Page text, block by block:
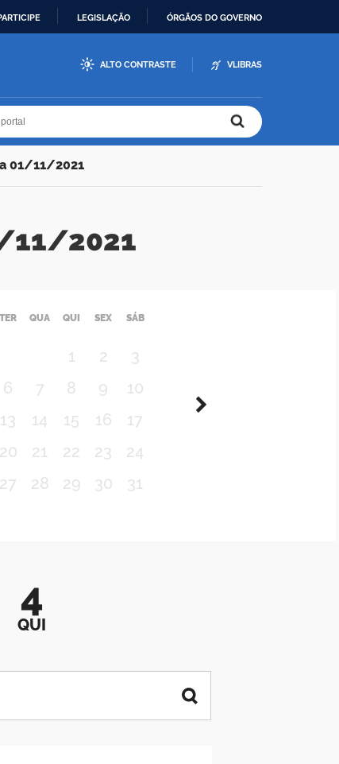
LEGISLAÇÃO ÓRGÃOS DO GOVERNO
ALTO CONTRASTE VLIBRAS
01/11/2021
11/2021
TER QUA QUI SEX SÁB
1 2
3
6 7 8 9
10
13 14 15 16
17
20 21 22 23
24
27 28 29 30 31
4
QUI